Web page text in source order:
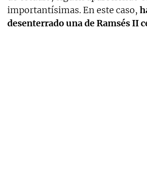
importantísimas. En este caso,
desenterrado una de Ramsés II